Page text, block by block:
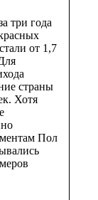
три года
от 1,7
страны
Хотя
Пол